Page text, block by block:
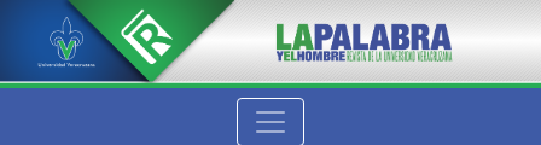
Artista de interiores: Augusto Mandujano